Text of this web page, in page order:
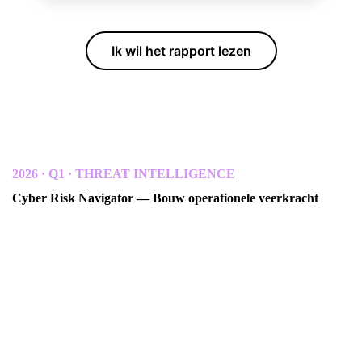
Ik wil het rapport lezen
2026 · Q1 · THREAT INTELLIGENCE
Cyber Risk Navigator — Bouw operationele veerkracht